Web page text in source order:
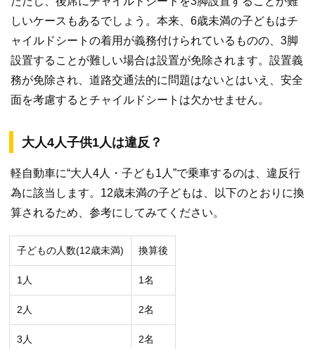
しいケースもあるでしょう。本来、6歳未満の子どもはチ
ャイルドシートの着用が義務付けられているものの、3脚
設置することが難しい場合は設置が免除されます。設置義
務が免除され、道路交通法的に問題はないとはいえ、安全
面を考慮するとチャイルドシートは欠かせません。
大人4人子供1人は違反？
軽自動車に“大人4人・子ども1人”で乗車するのは、違反行
為に該当します。12歳未満の子どもは、以下のとおりに換
算されるため、参考にしてみてください。
子どもの人数(12歳未満) 換算後
1人 1名
2人 2名
3人 2名